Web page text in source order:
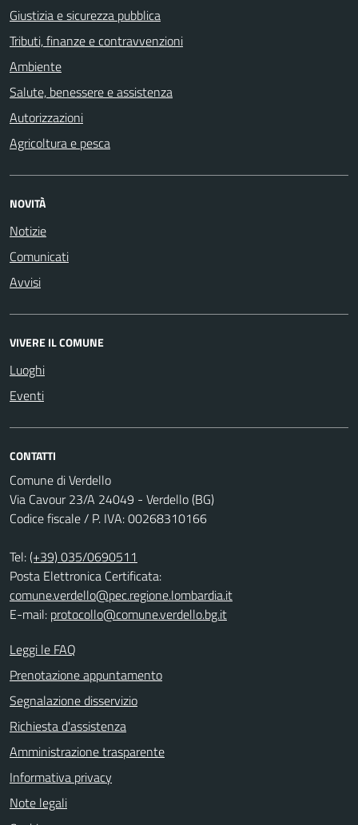
Giustizia e sicurezza pubblica
Tributi, finanze e contravvenzioni
Ambiente
Salute, benessere e assistenza
Autorizzazioni
Agricoltura e pesca
NOVITÀ
Notizie
Comunicati
Avvisi
VIVERE IL COMUNE
Luoghi
Eventi
CONTATTI
Comune di Verdello
Via Cavour 23/A 24049 - Verdello (BG)
Codice fiscale / P. IVA: 00268310166
Tel:(+39) 035/0690511
Posta Elettronica Certificata:
comune.verdello@pec.regione.lombardia.it
E-mail: protocollo@comune.verdello.bg.it
Leggi le FAQ
Prenotazione appuntamento
Segnalazione disservizio
Richiesta d'assistenza
Amministrazione trasparente
Informativa privacy
Note legali